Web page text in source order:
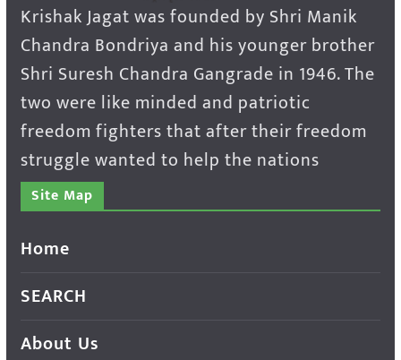
Krishak Jagat was founded by Shri Manik
Chandra Bondriya and his younger brother
Shri Suresh Chandra Gangrade in 1946. The
two were like minded and patriotic
freedom fighters that after their freedom
struggle wanted to help the nations
Site Map
Home
SEARCH
About Us